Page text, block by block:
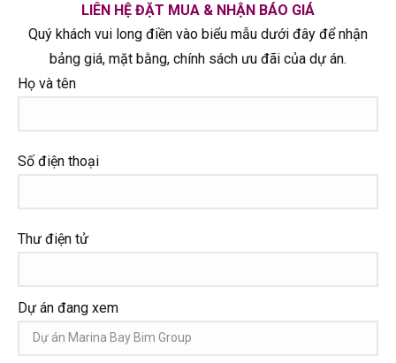
LIÊN HỆ ĐẶT MUA & NHẬN BÁO GIÁ
Quý khách vui long điền vào biểu mẫu dưới đây để nhận
bảng giá, mặt bằng, chính sách ưu đãi của dự án.
Họ và tên
Số điện thoại
Thư điện tử
Dự án đang xem